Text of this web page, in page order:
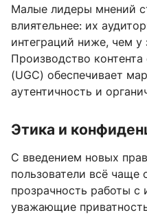
Малые лидеры мнений
влиятельнее: их
интеграций ниже, чем у
Производство
(UGC) обеспечивает
аутентичность и
Этика и
С введением новых
пользователи всё
прозрачность работы
уважающие